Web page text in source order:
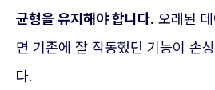
균형을 유지해야 합니다. 오래된
면 기존에 잘 작동했던 기능이 손
다.